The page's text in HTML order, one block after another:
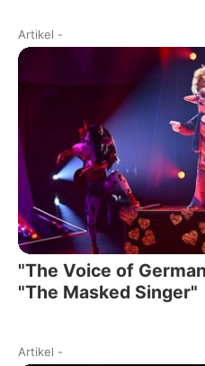
Artikel -
"The Voice of
"The Masked Singer"
Artikel -